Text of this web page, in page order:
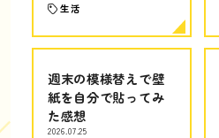
生活
週末の模様替えで壁
紙を自分で貼ってみ
た感想
2026.07.25